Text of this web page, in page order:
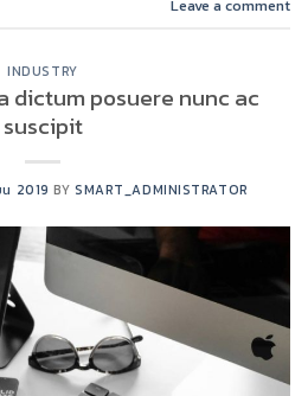
Leave a comment
INDUSTRY
dictum posuere nunc ac
suscipit
2019 BYSMART_ADMINISTRATOR